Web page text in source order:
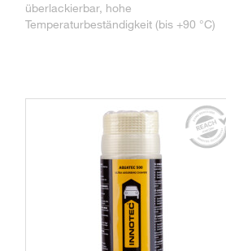
überlackierbar, hohe
Temperaturbeständigkeit (bis +90 °C)